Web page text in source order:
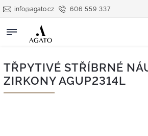
606 559 337
info@agato.cz
TŘPYTIVÉ STŘÍBRNÉ
ZIRKONY AGUP2314L